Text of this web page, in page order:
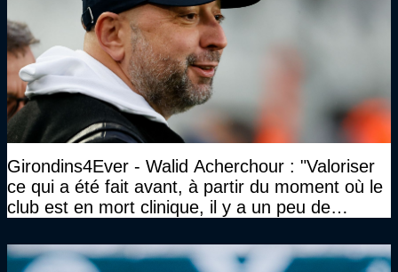
Girondins4Ever - Walid Acherchour : "Valoriser
ce qui a été fait avant, à partir du moment où le
club est en mort clinique, il y a un peu de